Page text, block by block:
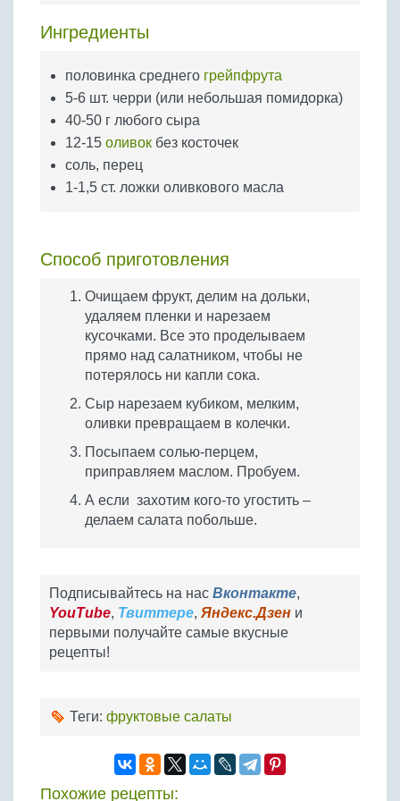
Яйца
Ингредиенты
половинка среднего грейпфрута
5-6 шт. черри (или небольшая помидорка)
40-50 г любого сыра
12-15 оливок без косточек
соль, перец
1-1,5 ст. ложки оливкового масла
Способ приготовления
Очищаем фрукт, делим на дольки,
удаляем пленки и нарезаем
кусочками. Все это проделываем
прямо над салатником, чтобы не
потерялось ни капли сока.
Сыр нарезаем кубиком, мелким,
оливки превращаем в колечки.
Посыпаем солью-перцем,
приправляем маслом. Пробуем.
А если захотим кого-то угостить –
делаем салата побольше.
Подписывайтесь на нас Вконтакте,
YouTube, Твиттере, Яндекс.Дзен и
первыми получайте самые вкусные
рецепты!
Теги: фруктовые салаты
Похожие рецепты: